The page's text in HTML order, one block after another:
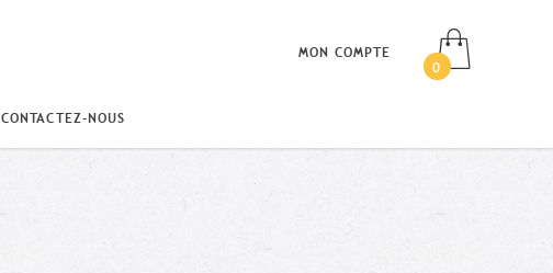
CONTACTEZ-NOUS
MON COMPTE
0